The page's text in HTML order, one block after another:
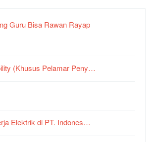
Guru Bisa Rawan Rayap
(Khusus Pelamar Peny…
Elektrik di PT. Indones…